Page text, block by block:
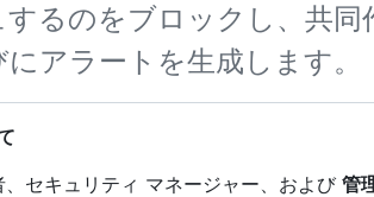
るのをブロックし、共同
アラートを生成します。
セキュリティ マネージャー、および 管